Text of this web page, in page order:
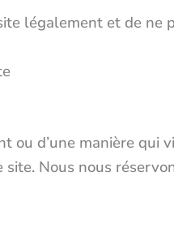
légalement et de
d’une manière
Nous nous